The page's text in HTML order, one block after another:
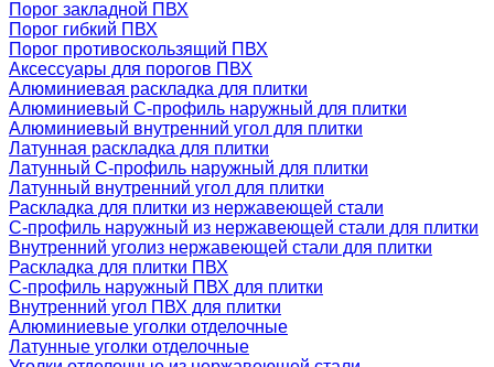
Порог закладной ПВХ
Порог гибкий ПВХ
Порог противоскользящий ПВХ
Аксессуары для порогов ПВХ
Алюминиевая раскладка для плитки
Алюминиевый С-профиль наружный для плитки
Алюминиевый внутренний угол для плитки
Латунная раскладка для плитки
Латунный С-профиль наружный для плитки
Латунный внутренний угол для плитки
Раскладка для плитки из нержавеющей стали
С-профиль наружный из нержавеющей стали для плитки
Внутренний уголиз нержавеющей стали для плитки
Раскладка для плитки ПВХ
С-профиль наружный ПВХ для плитки
Внутренний угол ПВХ для плитки
Алюминиевые уголки отделочные
Латунные уголки отделочные